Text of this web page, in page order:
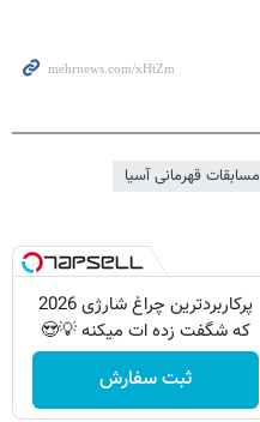
مسابقات قهرمانی آسیا
پرکاربردترین چراغ شارژی 2026
که شگفت زده ات میکنه 💡😍
ثبت سفارش